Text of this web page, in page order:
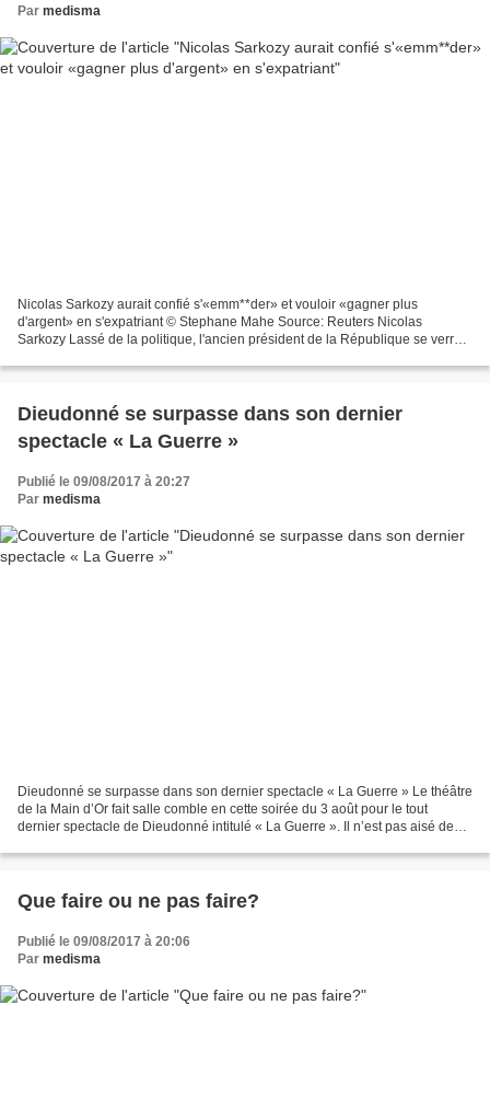
Par medisma
Nicolas Sarkozy aurait confié s'«emm**der» et vouloir «gagner plus
d'argent» en s'expatriant © Stephane Mahe Source: Reuters Nicolas
Sarkozy Lassé de la politique, l'ancien président de la République se verrait
Dieudonné se surpasse dans son dernier
spectacle « La Guerre »
Publié le 09/08/2017 à 20:27
Par medisma
Dieudonné se surpasse dans son dernier spectacle « La Guerre » Le théâtre
de la Main d’Or fait salle comble en cette soirée du 3 août pour le tout
dernier spectacle de Dieudonné intitulé « La Guerre ». Il n’est pas aisé de
Que faire ou ne pas faire?
Publié le 09/08/2017 à 20:06
Par medisma